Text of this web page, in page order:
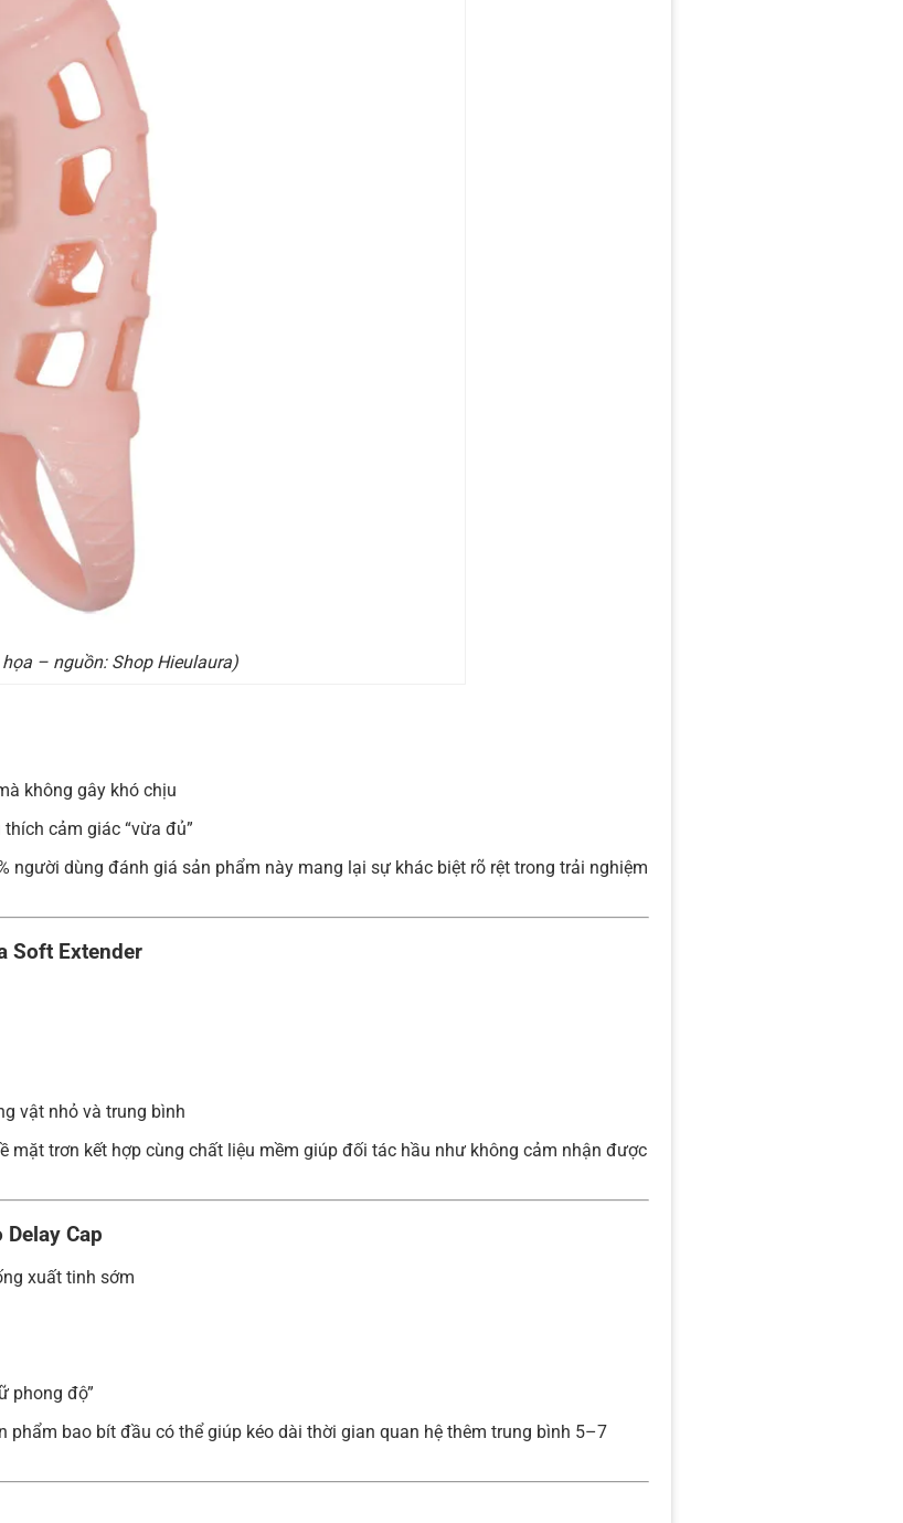
– nguồn: Shop Hieulaura)
không gây khó chịu
cảm giác “vừa đủ”
người dùng đánh giá sản phẩm này mang lại sự khác biệt rõ rệt trong trải nghiệm
Soft Extender
vật nhỏ và trung bình
mặt trơn kết hợp cùng chất liệu mềm giúp đối tác hầu như không cảm nhận được
Cap
xuất tinh sớm
phong độ”
phẩm bao bít đầu có thể giúp kéo dài thời gian quan hệ thêm trung bình 5–7